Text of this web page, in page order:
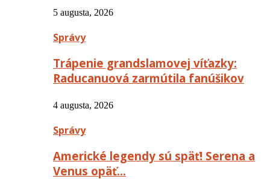
5 augusta, 2026
Správy
Trápenie grandslamovej víťazky:
Raducanuová zarmútila fanúšikov
4 augusta, 2026
Správy
Americké legendy sú späť! Serena a
Venus opäť…